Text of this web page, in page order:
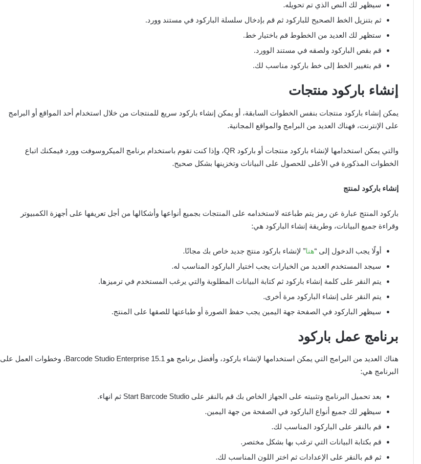
سيظهر لك النص الذي تم تحويله.
ثم بتنزيل الخط الصحيح للباركود ثم قم بإدخال سلسلة الباركود في مستند وورد.
ستظهر لك العديد من الخطوط قم باختيار خط.
قم بقص الباركود ولصقه في مستند الوورد.
قم بتغيير الخط إلى خط باركود مناسب لك.
إنشاء باركود منتجات
يمكن إنشاء باركود منتجات بنفس الخطوات السابقة، أو يمكن إنشاء باركود سريع للمنتجات من خلال استخدام أحد المواقع أو البرامج
على الإنترنت، فهناك العديد من البرامج والمواقع المجانية.
والتي يمكن استخدامها لإنشاء باركود منتجات أو باركود QR، وإذا كنت تقوم باستخدام برنامج الميكروسوفت وورد فيمكنك اتباع
الخطوات المذكورة في الأعلى للحصول على البيانات وتخزينها بشكل صحيح.
إنشاء باركود لمنتج
باركود المنتج عبارة عن رمز يتم طباعته لاستخدامه على المنتجات بجميع أنواعها وأشكالها من أجل تعريفها على أجهزة الكمبيوتر
وقراءة جميع البيانات، وطريقة إنشاء الباركود هي:
أولًا يجب الدخول إلى “هنا” لإنشاء باركود منتج جديد خاص بك مجانًا.
سيجد المستخدم العديد من الخيارات يجب اختيار الباركود المناسب له.
يتم النقر على كلمة إنشاء باركود ثم كتابة البيانات المطلوبة والتي يرغب المستخدم في ترميزها.
يتم النقر على إنشاء الباركود مرة أخرى.
سيظهر الباركود في الصفحة جهة اليمين يجب حفظ الصورة أو طباعتها للصقها على المنتج.
برنامج عمل باركود
هناك العديد من البرامج التي يمكن استخدامها لإنشاء باركود، وأفضل برنامج هو Barcode Studio Enterprise 15.1، وخطوات العمل على
البرنامج هي:
بعد تحميل البرنامج وتثبيته على الجهاز الخاص بك قم بالنقر على Start Barcode Studio ثم انهاء.
سيظهر لك جميع أنواع الباركود في الصفحة من جهة اليمين.
قم بالنقر على الباركود المناسب لك.
قم بكتابة البيانات التي ترغب بها بشكل مختصر.
ثم قم بالنقر على الإعدادات ثم اختر اللون المناسب لك.